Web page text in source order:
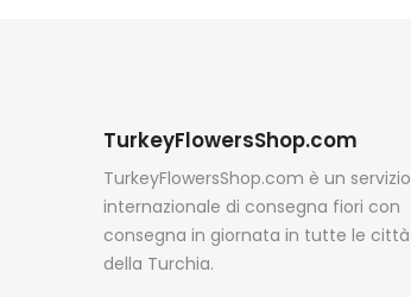
TurkeyFlowersShop.com
TurkeyFlowersShop.com è un servizio
internazionale di consegna fiori con
consegna in giornata in tutte le città
della Turchia.